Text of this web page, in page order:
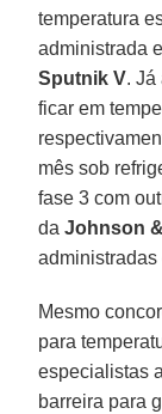
temperatura
administrada
Sputnik V. Já
ficar em
mês sob
fase 3 com
daJohnson
administradas
Mesmo
para
especialistas
barreira para